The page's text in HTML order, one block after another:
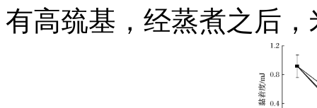
有高巯基，经蒸煮之后